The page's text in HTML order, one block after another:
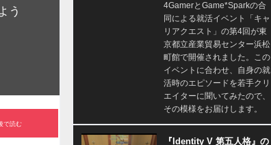
う
で読む
4GamerとGame*Sparkの合
同による就活イベント「キャ
リアクエスト」の第4回が東
京都立産業貿易センター浜松
町館で開催されました。この
イベントに合わせ、自身の就
活時のエピソードを若手クリ
エイターに聞いてみたので、
その模様をお届けします。
『Identity V 第五人格』の